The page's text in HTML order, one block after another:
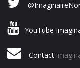
YouTube
Contact